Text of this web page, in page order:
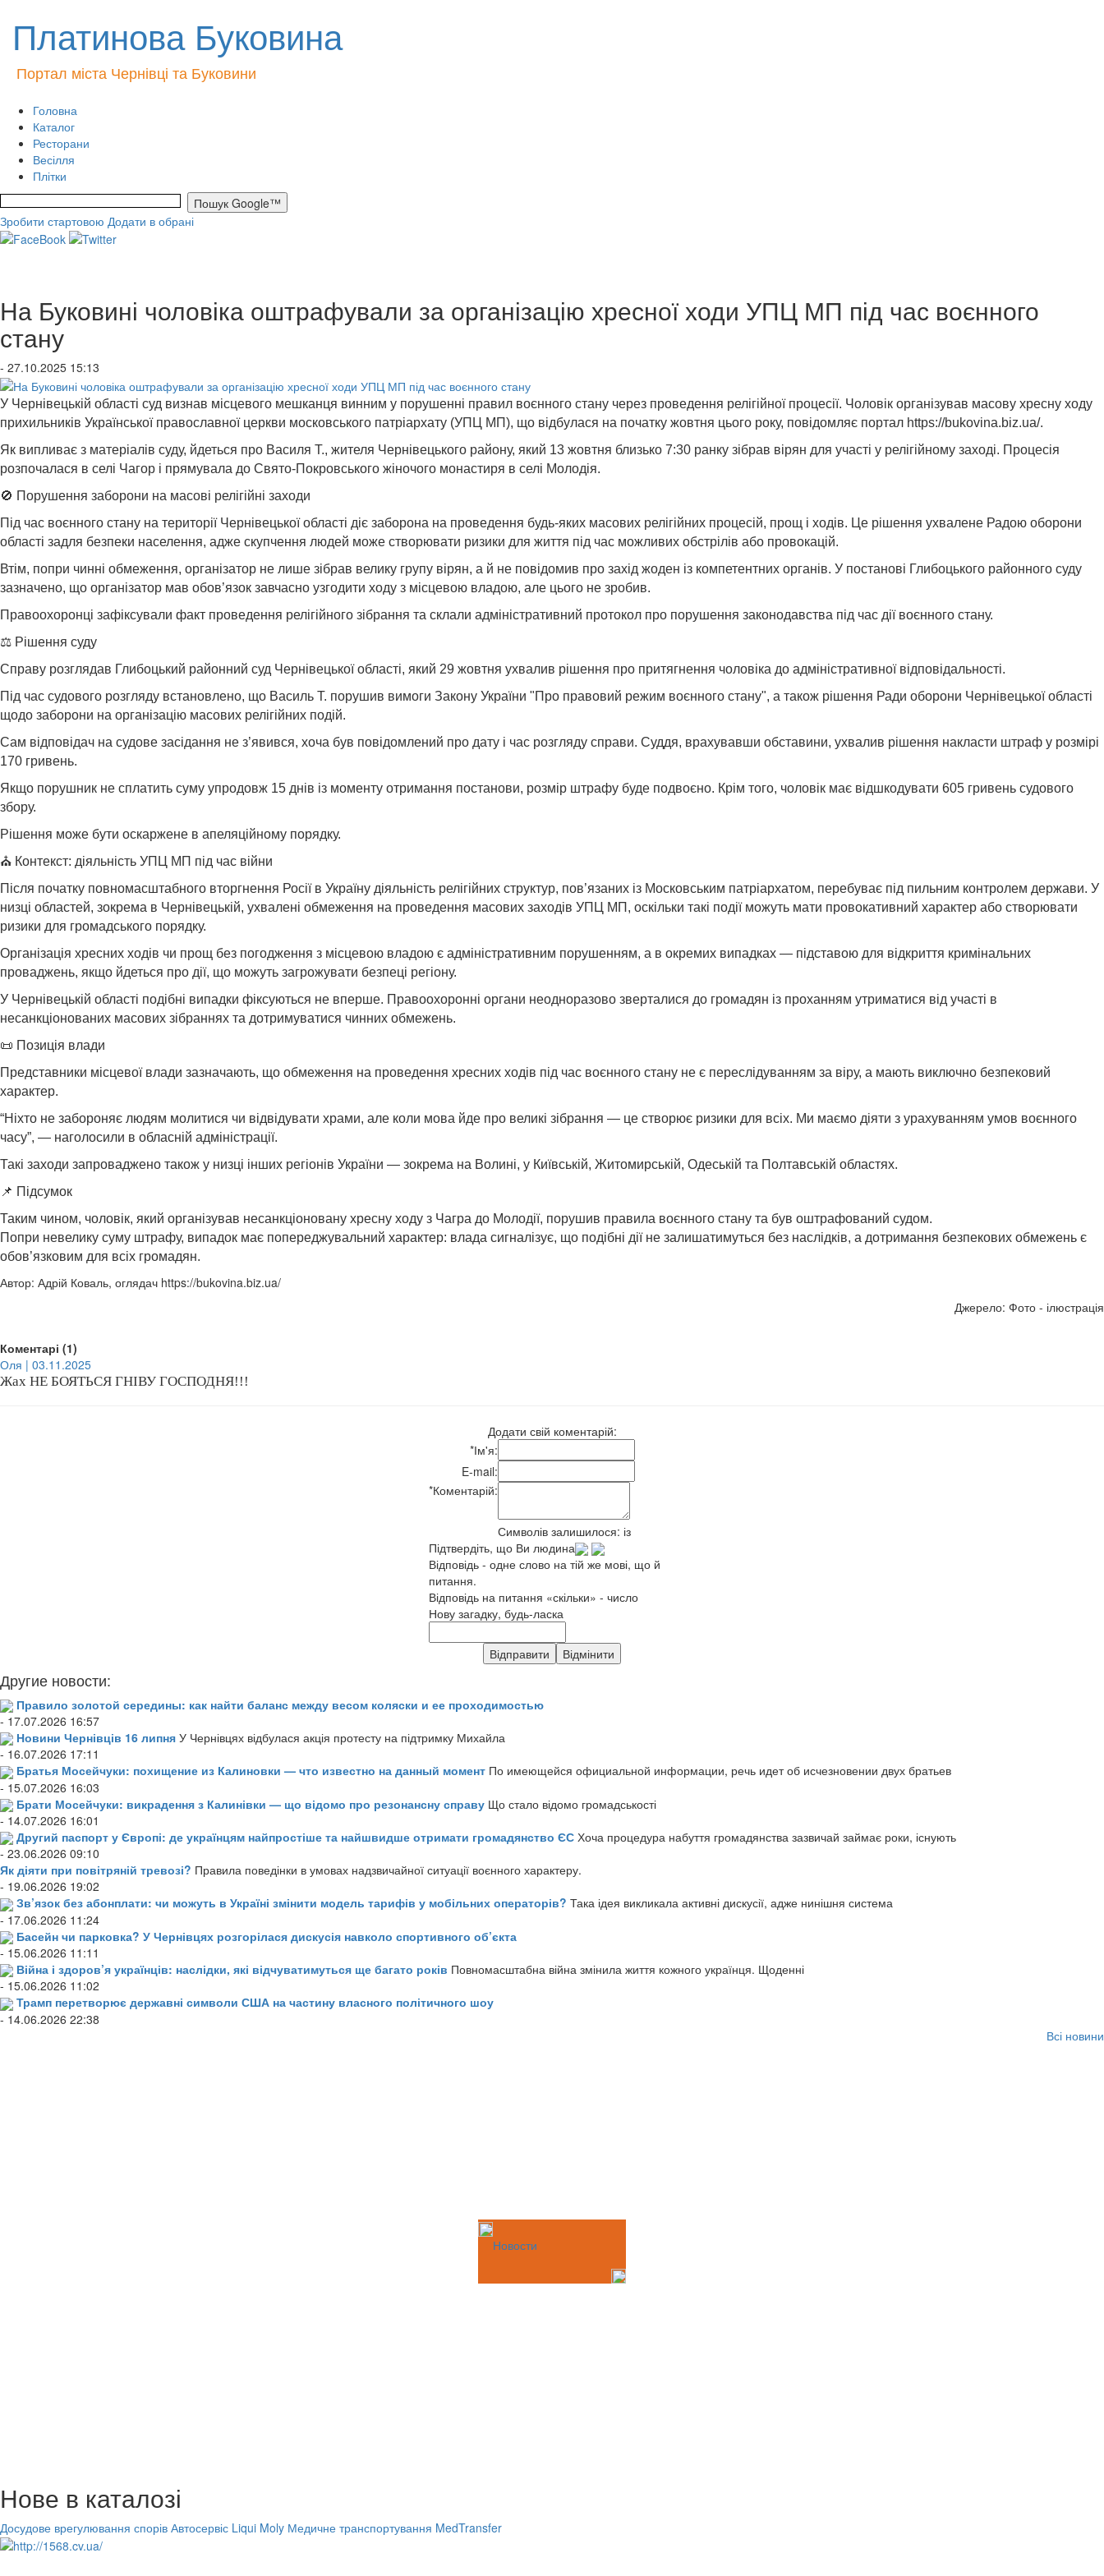
Платинова Буковина
Портал міста Чернівці та Буковини
Головна
Каталог
Ресторани
Весілля
Плітки
Зробити стартовою Додати в обрані
На Буковині чоловіка оштрафували за організацію хресної ходи УПЦ МП під час воєнного
стану
- 27.10.2025 15:13
У Чернівецькій області суд визнав місцевого мешканця винним у порушенні правил воєнного стану через проведення релігійної процесії. Чоловік організував масову хресну ходу
прихильників Української православної церкви московського патріархату (УПЦ МП), що відбулася на початку жовтня цього року, повідомляє портал https://bukovina.biz.ua/.
Як випливає з матеріалів суду, йдеться про Василя Т., жителя Чернівецького району, який 13 жовтня близько 7:30 ранку зібрав вірян для участі у релігійному заході. Процесія
розпочалася в селі Чагор і прямувала до Свято-Покровського жіночого монастиря в селі Молодія.
🚫 Порушення заборони на масові релігійні заходи
Під час воєнного стану на території Чернівецької області діє заборона на проведення будь-яких масових релігійних процесій, прощ і ходів. Це рішення ухвалене Радою оборони
області задля безпеки населення, адже скупчення людей може створювати ризики для життя під час можливих обстрілів або провокацій.
Втім, попри чинні обмеження, організатор не лише зібрав велику групу вірян, а й не повідомив про захід жоден із компетентних органів. У постанові Глибоцького районного суду
зазначено, що організатор мав обов’язок завчасно узгодити ходу з місцевою владою, але цього не зробив.
Правоохоронці зафіксували факт проведення релігійного зібрання та склали адміністративний протокол про порушення законодавства під час дії воєнного стану.
⚖️ Рішення суду
Справу розглядав Глибоцький районний суд Чернівецької області, який 29 жовтня ухвалив рішення про притягнення чоловіка до адміністративної відповідальності.
Під час судового розгляду встановлено, що Василь Т. порушив вимоги Закону України "Про правовий режим воєнного стану", а також рішення Ради оборони Чернівецької області
щодо заборони на організацію масових релігійних подій.
Сам відповідач на судове засідання не з’явився, хоча був повідомлений про дату і час розгляду справи. Суддя, врахувавши обставини, ухвалив рішення накласти штраф у розмірі
170 гривень.
Якщо порушник не сплатить суму упродовж 15 днів із моменту отримання постанови, розмір штрафу буде подвоєно. Крім того, чоловік має відшкодувати 605 гривень судового
збору.
Рішення може бути оскаржене в апеляційному порядку.
⛪ Контекст: діяльність УПЦ МП під час війни
Після початку повномасштабного вторгнення Росії в Україну діяльність релігійних структур, пов’язаних із Московським патріархатом, перебуває під пильним контролем держави. У
низці областей, зокрема в Чернівецькій, ухвалені обмеження на проведення масових заходів УПЦ МП, оскільки такі події можуть мати провокативний характер або створювати
ризики для громадського порядку.
Організація хресних ходів чи прощ без погодження з місцевою владою є адміністративним порушенням, а в окремих випадках — підставою для відкриття кримінальних
проваджень, якщо йдеться про дії, що можуть загрожувати безпеці регіону.
У Чернівецькій області подібні випадки фіксуються не вперше. Правоохоронні органи неодноразово зверталися до громадян із проханням утриматися від участі в
несанкціонованих масових зібраннях та дотримуватися чинних обмежень.
📜 Позиція влади
Представники місцевої влади зазначають, що обмеження на проведення хресних ходів під час воєнного стану не є переслідуванням за віру, а мають виключно безпековий
характер.
“Ніхто не забороняє людям молитися чи відвідувати храми, але коли мова йде про великі зібрання — це створює ризики для всіх. Ми маємо діяти з урахуванням умов воєнного
часу”, — наголосили в обласній адміністрації.
Такі заходи запроваджено також у низці інших регіонів України — зокрема на Волині, у Київській, Житомирській, Одеській та Полтавській областях.
📌 Підсумок
Таким чином, чоловік, який організував несанкціоновану хресну ходу з Чагра до Молодії, порушив правила воєнного стану та був оштрафований судом.
Попри невелику суму штрафу, випадок має попереджувальний характер: влада сигналізує, що подібні дії не залишатимуться без наслідків, а дотримання безпекових обмежень є
обов’язковим для всіх громадян.
Автор: Адрій Коваль, оглядач https://bukovina.biz.ua/
Джерело: Фото - ілюстрація
Коментарі (1)
Оля | 03.11.2025
Жах НЕ БОЯТЬСЯ ГНІВУ ГОСПОДНЯ!!!
Додати свій коментарій:
*Ім'я:
E-mail:
*Коментарій:
Символів залишилося: із
Підтвердіть, що Ви людина
Відповідь - одне слово на тій же мові, що й
питання.
Відповідь на питання «скільки» - число
Нову загадку, будь-ласка
Другие новости:
Правило золотой середины: как найти баланс между весом коляски и ее проходимостью
- 17.07.2026 16:57
Новини Чернівців 16 липня У Чернівцях відбулася акція протесту на підтримку Михайла
- 16.07.2026 17:11
Братья Мосейчуки: похищение из Калиновки — что известно на данный момент По имеющейся официальной информации, речь идет об исчезновении двух братьев
- 15.07.2026 16:03
Брати Мосейчуки: викрадення з Калинівки — що відомо про резонансну справу Що стало відомо громадськості
- 14.07.2026 16:01
Другий паспорт у Європі: де українцям найпростіше та найшвидше отримати громадянство ЄС Хоча процедура набуття громадянства зазвичай займає роки, існують
- 23.06.2026 09:10
Як діяти при повітряній тревозі? Правила поведінки в умовах надзвичайної ситуації воєнного характеру.
- 19.06.2026 19:02
Зв’язок без абонплати: чи можуть в Україні змінити модель тарифів у мобільних операторів? Така ідея викликала активні дискусії, адже нинішня система
- 17.06.2026 11:24
Басейн чи парковка? У Чернівцях розгорілася дискусія навколо спортивного об’єкта
- 15.06.2026 11:11
Війна і здоров’я українців: наслідки, які відчуватимуться ще багато років Повномасштабна війна змінила життя кожного українця. Щоденні
- 15.06.2026 11:02
Трамп перетворює державні символи США на частину власного політичного шоу
- 14.06.2026 22:38
Всі новини
Новости
Нове в каталозі
Досудове врегулювання спорів Автосервіс Liqui Moly Медичне транспортування MedTransfer